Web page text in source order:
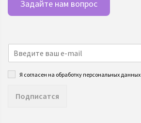
Задайте нам вопрос
Я согласен на обработку персональных данных
Подписатся